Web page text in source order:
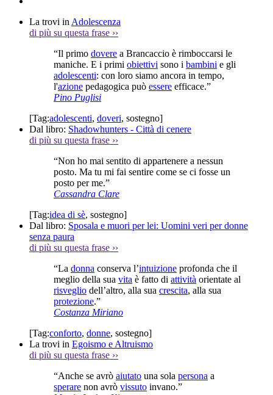
La trovi in Adolescenza
di più su questa frase ››
“Il primo dovere a Brancaccio è rimboccarsi le
maniche. E i primi obiettivi sono i bambini e gli
adolescenti: con loro siamo ancora in tempo,
l'azione pedagogica può essere efficace.”
Pino Puglisi
[Tag:adolescenti, doveri, sostegno]
Dal libro: Shadowhunters - Città di cenere
di più su questa frase ››
“Non ho mai sentito di appartenere a nessun
posto. Ma tu mi fai sentire come se ci fosse un
posto per me.”
Cassandra Clare
[Tag:idea di sè, sostegno]
Dal libro: Sposala e muori per lei: Uomini veri per donne
senza paura
di più su questa frase ››
“La donna conserva l’intuizione profonda che il
meglio della sua vita è fatto di attività orientate al
risveglio dell’altro, alla sua crescita, alla sua
protezione.”
Costanza Miriano
[Tag:conforto, donne, sostegno]
La trovi in Egoismo e Altruismo
di più su questa frase ››
“Anche se avrò aiutato una sola persona a
sperare non avrò vissuto invano.”